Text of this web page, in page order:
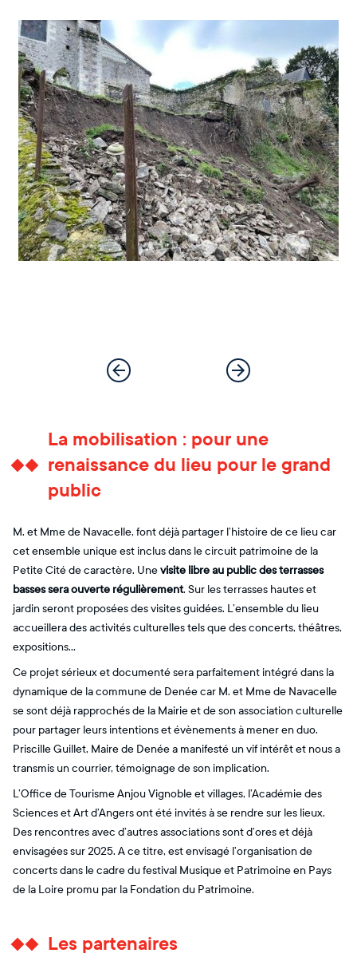
La mobilisation : pour une
renaissance du lieu pour le grand
public
M. et Mme de Navacelle, font déjà partager l’histoire de ce lieu car
cet ensemble unique est inclus dans le circuit patrimoine de la
Petite Cité de caractère. Unevisite libre au public des terrasses
basses sera ouverte régulièrement. Sur les terrasses hautes et
jardin seront proposées des visites guidées. L’ensemble du lieu
accueillera des activités culturelles tels que des concerts, théâtres,
expositions…
Ce projet sérieux et documenté sera parfaitement intégré dans la
dynamique de la commune de Denée car M. et Mme de Navacelle
se sont déjà rapprochés de la Mairie et de son association culturelle
pour partager leurs intentions et évènements à mener en duo.
Priscille Guillet, Maire de Denée a manifesté un vif intérêt et nous a
transmis un courrier, témoignage de son implication.
L’Office de Tourisme Anjou Vignoble et villages, l’Académie des
Sciences et Art d’Angers ont été invités à se rendre sur les lieux.
Des rencontres avec d’autres associations sont d’ores et déjà
envisagées sur 2025. A ce titre, est envisagé l’organisation de
concerts dans le cadre du festival Musique et Patrimoine en Pays
de la Loire promu par la Fondation du Patrimoine.
Les partenaires